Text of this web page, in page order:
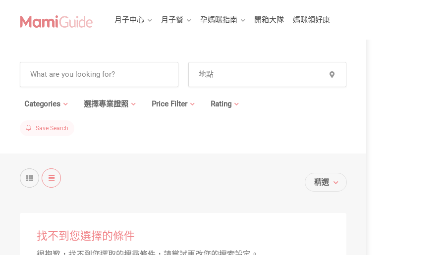
月子中心 月子餐 孕媽咪指南 開箱大隊 媽咪領好康
Categories 選擇專業證照 Price Filter Rating
Save Search
精選
找不到您選擇的條件